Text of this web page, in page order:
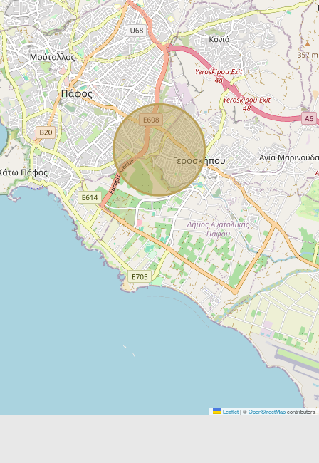
Leaflet|©OpenStreetMapcontributors